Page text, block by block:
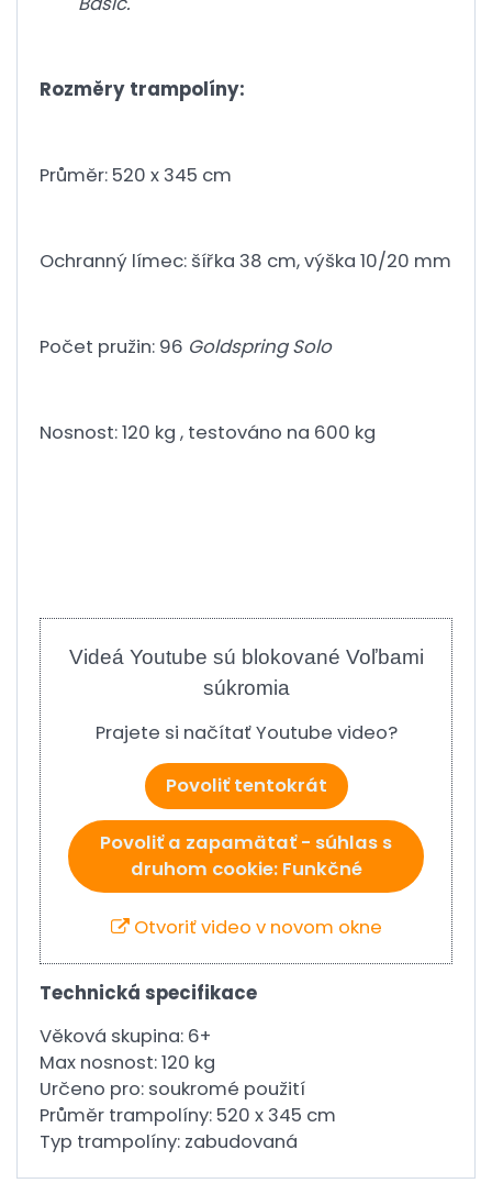
Rozměry trampolíny:
Průměr: 520 x 345 cm
Ochranný límec: šířka 38 cm, výška 10/20 mm
Počet pružin: 96 Goldspring Solo
Nosnost: 120 kg , testováno na 600 kg
Videá Youtube sú blokované Voľbami
súkromia
Prajete si načítať Youtube video?
Povoliť tentokrát
Povoliť a zapamätať - súhlas s
druhom cookie: Funkčné
Otvoriť video v novom okne
Technická specifikace
Věková skupina: 6+
Max nosnost: 120 kg
Určeno pro: soukromé použití
Průměr trampolíny: 520 x 345 cm
Typ trampolíny: zabudovaná